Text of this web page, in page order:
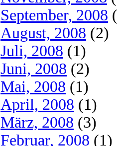
September, 2008
August, 2008 (2)
Juli, 2008 (1)
Juni, 2008 (2)
Mai, 2008 (1)
April, 2008 (1)
März, 2008 (3)
Februar, 2008 (1)